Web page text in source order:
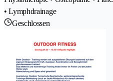
• Lymphdrainage
Geschlossen